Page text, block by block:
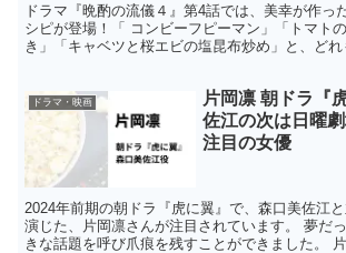
ドラマ『晩酌の流儀４』第4話では、美幸が作っ
シピが登場！「 コンビーフピーマン」「トマト
き」「キャベツと桜エビの塩昆布炒め」と、どれ
ドラマ・映画
片岡凛 朝ドラ『
佐江の次は日曜
注目の女優
2024年前期の朝ドラ『虎に翼』で、森口美佐江
演じた、片岡凛さんが注目されています。 夢だ
きな話題を呼び爪痕を残すことができました。